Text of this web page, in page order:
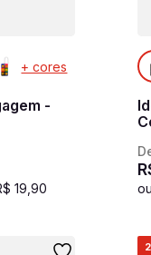
+ cores
-
19 ,90
ou